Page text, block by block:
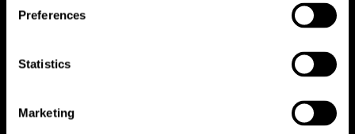
Preferences
Statistics
Marketing